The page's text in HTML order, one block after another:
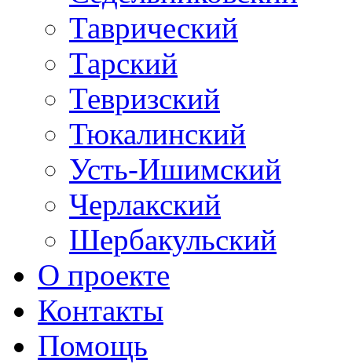
Таврический
Тарский
Тевризский
Тюкалинский
Усть-Ишимский
Черлакский
Шербакульский
О проекте
Контакты
Помощь